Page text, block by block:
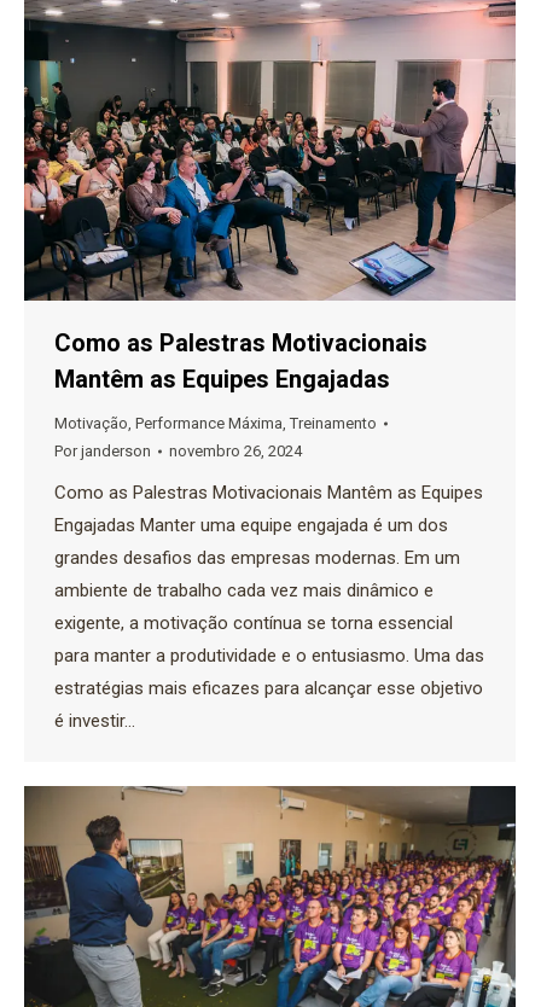
Como as Palestras Motivacionais
Mantêm as Equipes Engajadas
Motivação, Performance Máxima,Treinamento
Porjanderson novembro 26, 2024
Como as Palestras Motivacionais Mantêm as Equipes
Engajadas Manter uma equipe engajada é um dos
grandes desafios das empresas modernas. Em um
ambiente de trabalho cada vez mais dinâmico e
exigente, a motivação contínua se torna essencial
para manter a produtividade e o entusiasmo. Uma das
estratégias mais eficazes para alcançar esse objetivo
é investir…